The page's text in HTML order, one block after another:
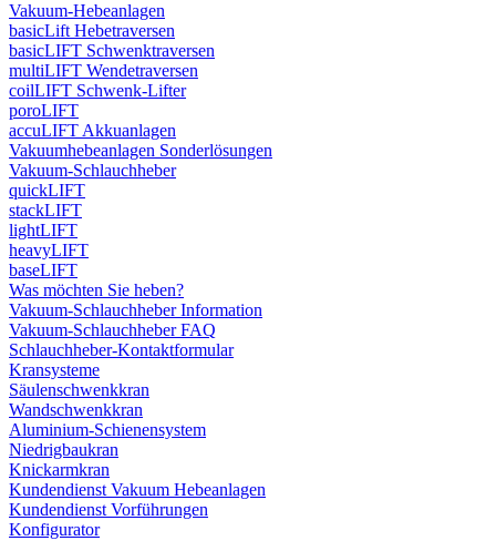
Vakuum-Hebeanlagen
basicLift Hebetraversen
basicLIFT Schwenktraversen
multiLIFT Wendetraversen
coilLIFT Schwenk-Lifter
poroLIFT
accuLIFT Akkuanlagen
Vakuumhebeanlagen Sonderlösungen
Vakuum-Schlauchheber
quickLIFT
stackLIFT
lightLIFT
heavyLIFT
baseLIFT
Was möchten Sie heben?
Vakuum-Schlauchheber Information
Vakuum-Schlauchheber FAQ
Schlauchheber-Kontaktformular
Kransysteme
Säulenschwenkkran
Wandschwenkkran
Aluminium-Schienensystem
Niedrigbaukran
Knickarmkran
Kundendienst Vakuum Hebeanlagen
Kundendienst Vorführungen
Konfigurator